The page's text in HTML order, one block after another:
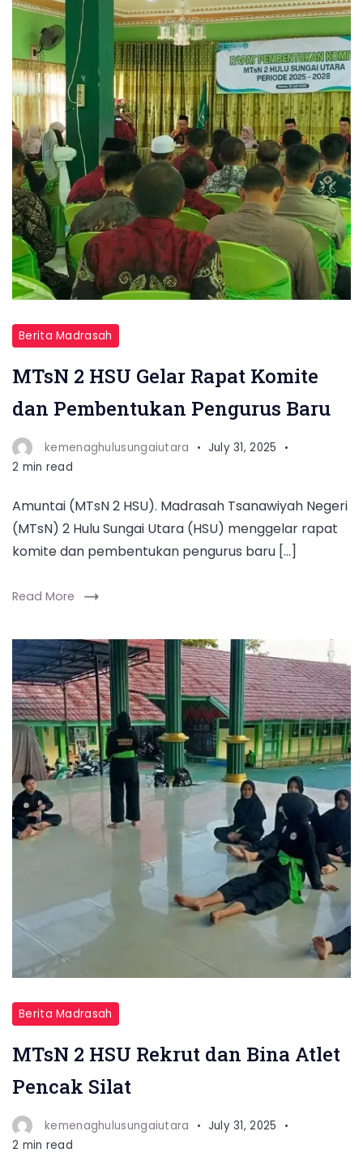
Berita Madrasah
MTsN 2 HSU Gelar Rapat Komite
dan Pembentukan Pengurus Baru
kemenaghulusungaiutara
July 31, 2025
2 min read
Amuntai (MTsN 2 HSU). Madrasah Tsanawiyah Negeri
(MTsN) 2 Hulu Sungai Utara (HSU) menggelar rapat
komite dan pembentukan pengurus baru […]
Read More
Berita Madrasah
MTsN 2 HSU Rekrut dan Bina Atlet
Pencak Silat
kemenaghulusungaiutara
July 31, 2025
2 min read